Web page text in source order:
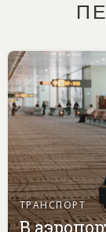
ТРАНСПОРТ
В